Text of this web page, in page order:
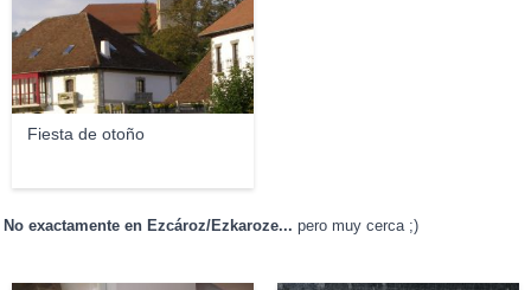
Fiesta de otoño
No exactamente en Ezcároz/Ezkaroze... pero muy cerca ;)